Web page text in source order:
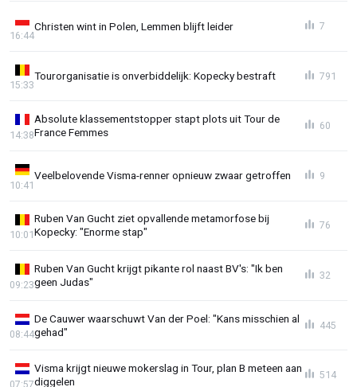
Christen wint in Polen, Lemmen blijft leider
16:44
7
Tourorganisatie is onverbiddelijk: Kopecky bestraft
15:33
791
Absolute klassementstopper stapt plots uit Tour de
France Femmes
14:38
60
Veelbelovende Visma-renner opnieuw zwaar getroffen
10:41
9
Ruben Van Gucht ziet opvallende metamorfose bij
Kopecky: "Enorme stap"
10:01
76
Ruben Van Gucht krijgt pikante rol naast BV's: "Ik ben
geen Judas"
09:23
32
De Cauwer waarschuwt Van der Poel: "Kans misschien al
gehad"
08:44
445
Visma krijgt nieuwe mokerslag in Tour, plan B meteen aan
diggelen
07:57
514